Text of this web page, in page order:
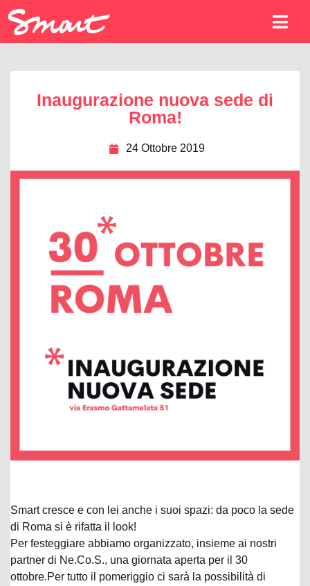
Inaugurazione nuova sede di
Roma!
24 Ottobre 2019
Smart cresce e con lei anche i suoi spazi: da poco la sede
di Roma si è rifatta il look!
Per festeggiare abbiamo organizzato, insieme ai nostri
partner di Ne.Co.S., una giornata aperta per il 30
ottobre.Per tutto il pomeriggio ci sarà la possibilità di